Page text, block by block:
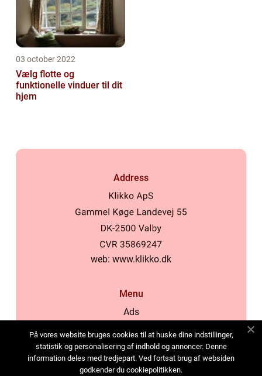
03 october 2022
Vælg flotte og
funktionelle vinduer til dit
hjem
Address
web: www.klikko.dk
Menu
Ads
Cookies
Contact
På vores website bruges cookies til at huske dine indstillinger,
statistik og personalisering af indhold og annoncer. Denne
information deles med tredjepart. Ved fortsat brug af websiden
godkender du cookiepolitikken.